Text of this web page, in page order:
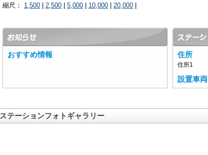
縮尺： 1,500 2,500 5,000 10,000 20,000
おすすめ情報 住所
住所1
設置車両
ステーションフォトギャラリー